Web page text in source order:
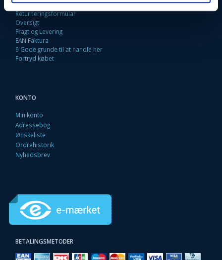
Loyalitetsrabat. Rabat til faste kunder
Returneringsformular
Oversigt
Fragt og Levering
EAN Faktura
9 Gode grunde til at handle her
Fortryd købet
KONTO
Min konto
Adressebog
Ønskeliste
Ordrehistorik
Nyhedsbrev
BETALINGSMETODER